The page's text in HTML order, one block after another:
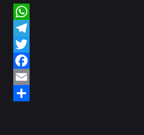
WhatsApp
Telegram
Twitter
Facebook
Email